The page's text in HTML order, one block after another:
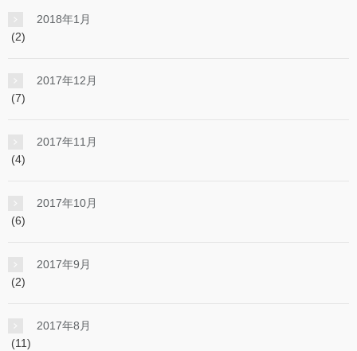
2018年1月
(2)
2017年12月
(7)
2017年11月
(4)
2017年10月
(6)
2017年9月
(2)
2017年8月
(11)